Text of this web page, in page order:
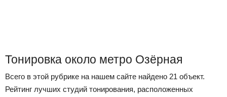
Тонировка около метро Озёрная
Всего в этой рубрике на нашем сайте найдено 21 объект.
Рейтинг лучших студий тонирования, расположенных